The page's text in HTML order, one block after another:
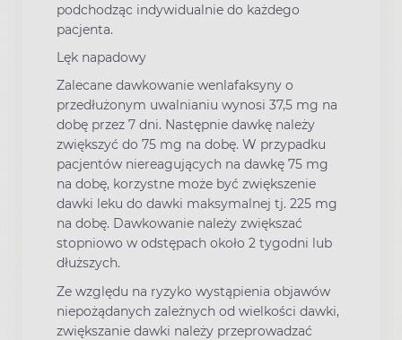
podchodząc indywidualnie do każdego
pacjenta.
Lęk napadowy
Zalecane dawkowanie wenlafaksyny o
przedłużonym uwalnianiu wynosi 37,5 mg na
dobę przez 7 dni. Następnie dawkę należy
zwiększyć do 75 mg na dobę. W przypadku
pacjentów niereagujących na dawkę 75 mg
na dobę, korzystne może być zwiększenie
dawki leku do dawki maksymalnej tj. 225 mg
na dobę. Dawkowanie należy zwiększać
stopniowo w odstępach około 2 tygodni lub
dłuższych.
Ze względu na ryzyko wystąpienia objawów
niepożądanych zależnych od wielkości dawki,
zwiększanie dawki należy przeprowadzać